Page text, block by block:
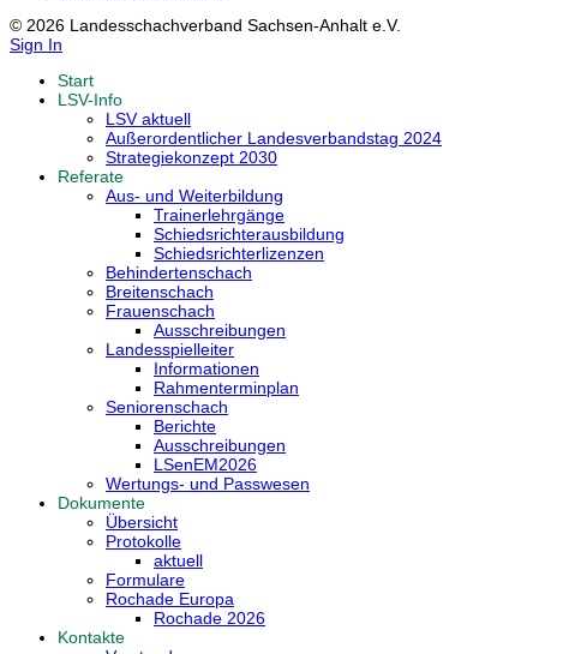
© 2026 Landesschachverband Sachsen-Anhalt e.V.
Sign In
Start
LSV-Info
LSV aktuell
Außerordentlicher Landesverbandstag 2024
Strategiekonzept 2030
Referate
Aus- und Weiterbildung
Trainerlehrgänge
Schiedsrichterausbildung
Schiedsrichterlizenzen
Behindertenschach
Breitenschach
Frauenschach
Ausschreibungen
Landesspielleiter
Informationen
Rahmenterminplan
Seniorenschach
Berichte
Ausschreibungen
LSenEM2026
Wertungs- und Passwesen
Dokumente
Übersicht
Protokolle
aktuell
Formulare
Rochade Europa
Rochade 2026
Kontakte